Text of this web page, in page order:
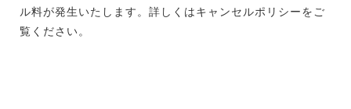
ル料が発生いたします。詳しくはキャンセルポリシーをご
覧ください。